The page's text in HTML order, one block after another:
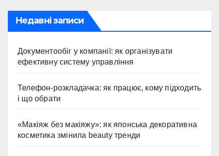
Недавні записи
Документообіг у компанії: як організувати
ефективну систему управління
Телефон-розкладачка: як працює, кому підходить
і що обрати
«Макіяж без макіяжу»: як японська декоративна
косметика змінила beauty тренди